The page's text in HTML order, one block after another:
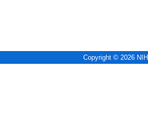
Copyright © 2026